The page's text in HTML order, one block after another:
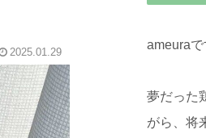
2025.01.29
ameuraで
夢だった
がら、将